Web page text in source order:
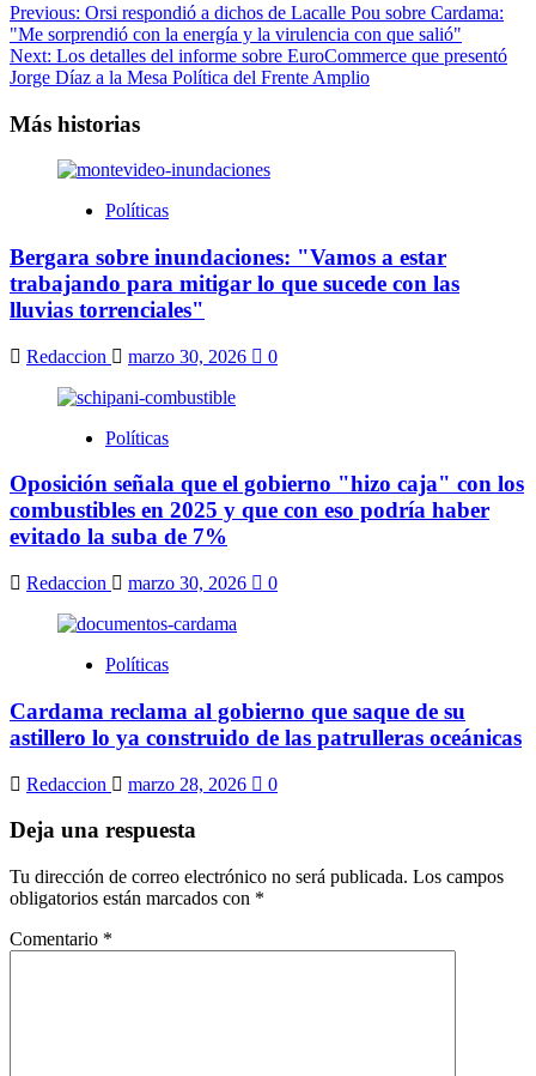
Navegación
de
Previous: Orsi respondió a dichos de Lacalle Pou sobre Cardama:
"Me sorprendió con la energía y la virulencia con que salió"
Next: Los detalles del informe sobre EuroCommerce que presentó
Jorge Díaz a la Mesa Política del Frente Amplio
Más historias
Políticas
Bergara sobre inundaciones: "Vamos a estar
trabajando para mitigar lo que sucede con las
lluvias torrenciales"
Redaccion marzo 30, 2026 0
Políticas
Oposición señala que el gobierno "hizo caja" con los
combustibles en 2025 y que con eso podría haber
evitado la suba de 7%
Redaccion marzo 30, 2026 0
Políticas
Cardama reclama al gobierno que saque de su
astillero lo ya construido de las patrulleras oceánicas
Redaccion marzo 28, 2026 0
Deja una respuesta
Tu dirección de correo electrónico no será publicada. Los campos
obligatorios están marcados con *
Comentario *